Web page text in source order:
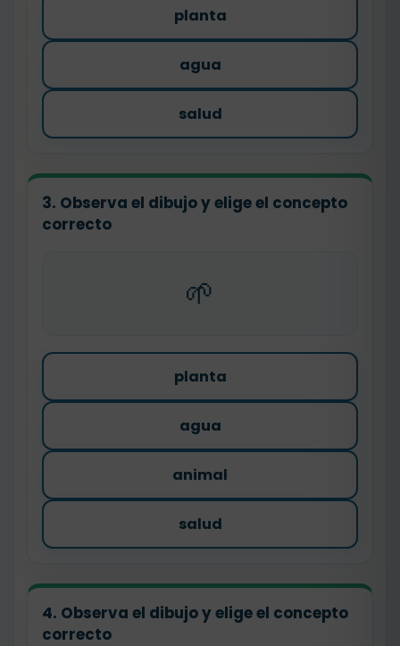
planta
agua
salud
3. Observa el dibujo y elige el concepto
correcto
🌱
planta
agua
animal
salud
4. Observa el dibujo y elige el concepto
correcto